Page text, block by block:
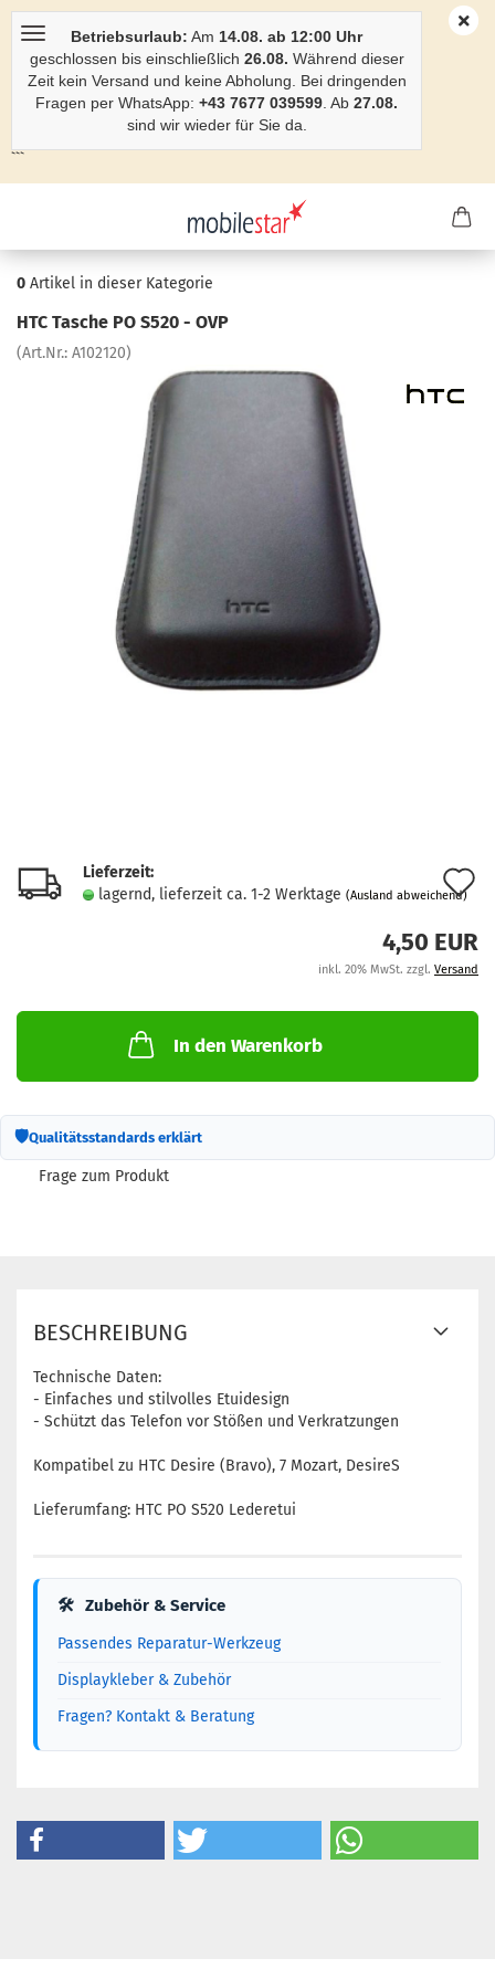
Betriebsurlaub: Am 14.08. ab 12:00 Uhr
geschlossen bis einschließlich 26.08. Während dieser
Zeit kein Versand und keine Abholung. Bei dringenden
Fragen per WhatsApp: +43 7677 039599 . Ab 27.08.
sind wir wieder für Sie da.
```
0 Artikel in dieser Kategorie
HTC Ta­sche PO S520 - OVP
(Art.Nr.: A102120)
Lieferzeit:
lagernd, lieferzeit ca. 1-2 Werktage (Ausland abweichend)
4,50 EUR
inkl. 20% MwSt. zzgl. Versand
In den Warenkorb
🛡Qualitätsstandards erklärt
Frage zum Produkt
BESCHREIBUNG
Technische Daten:
- Einfaches und stilvolles Etuidesign
- Schützt das Telefon vor Stößen und Verkratzungen
Kompatibel zu HTC Desire (Bravo), 7 Mozart, DesireS
Lieferumfang: HTC PO S520 Lederetui
🛠 Zubehör & Service
Passendes Reparatur-Werkzeug
Displaykleber & Zubehör
Fragen? Kontakt & Beratung